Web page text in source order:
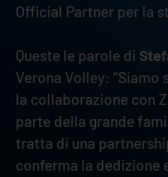
Official Partner per la
Queste le parole di
Verona Volley:
la collaborazione con
parte della grande
tratta di una
conferma la dedizione